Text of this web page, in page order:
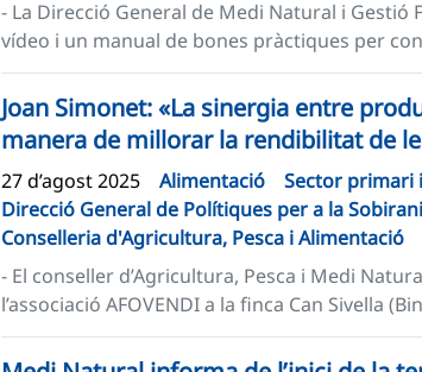
- La Direcció General de Medi Natural i Gestió
vídeo i un manual de bones pràctiques per
Joan Simonet: «La sinergia entre
manera de millorar la rendibilitat de
27 d’agost 2025 Alimentació
Sector primari
Direcció General de Polítiques per a la
Conselleria d'Agricultura, Pesca i Alimentació
- El conseller d’Agricultura, Pesca i Medi
l’associació AFOVENDI a la finca Can Sivella